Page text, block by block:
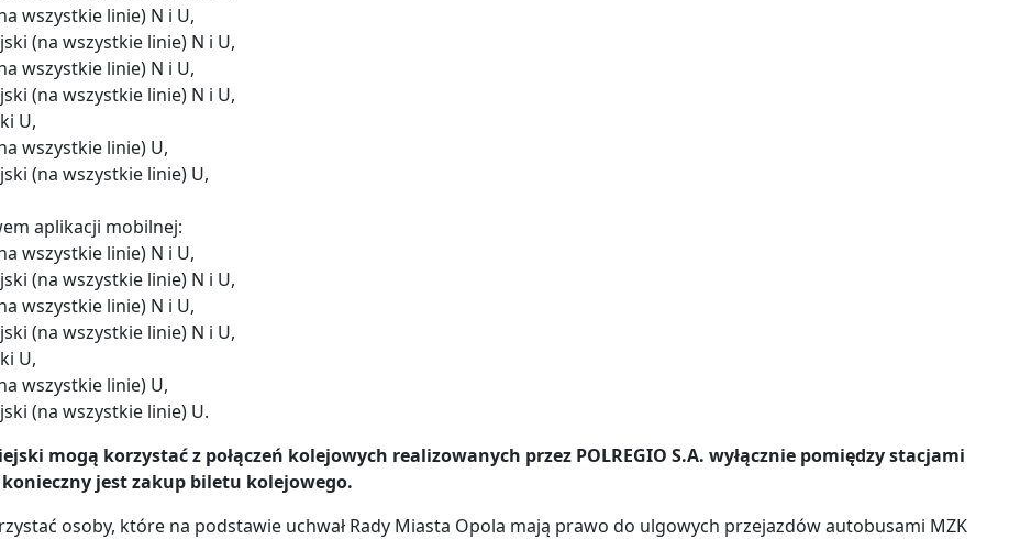
wszystkie linie) N i U,
(na wszystkie linie) N i U,
wszystkie linie) N i U,
(na wszystkie linie) N i U,
U,
wszystkie linie) U,
(na wszystkie linie) U,
aplikacji mobilnej:
wszystkie linie) N i U,
(na wszystkie linie) N i U,
wszystkie linie) N i U,
(na wszystkie linie) N i U,
U,
wszystkie linie) U,
(na wszystkie linie) U.
mogą korzystać z połączeń kolejowych realizowanych przez POLREGIO S.A. wyłącznie pomiędzy stacjami
jest zakup biletu kolejowego.
osoby, które na podstawie uchwał Rady Miasta Opola mają prawo do ulgowych przejazdów autobusami MZK